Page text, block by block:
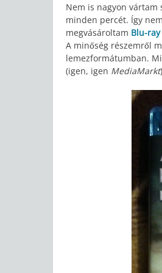
Nem is nagyon vártam
minden percét. Így
megvásároltam Blu-
A minőség részemről
lemezformátumban.
(igen, igen MediaMarkt